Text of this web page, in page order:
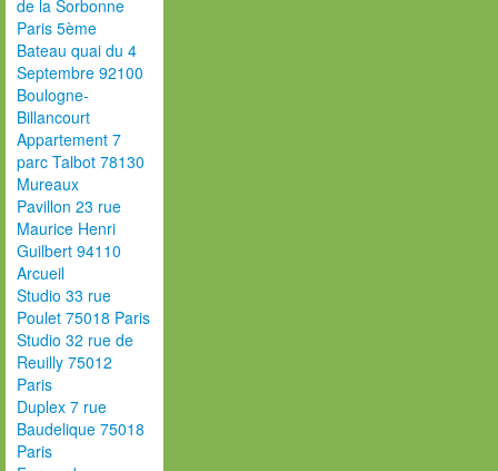
de la Sorbonne
Paris 5ème
Bateau quai du 4
Septembre 92100
Boulogne-
Billancourt
Appartement 7
parc Talbot 78130
Mureaux
Pavillon 23 rue
Maurice Henri
Guilbert 94110
Arcueil
Studio 33 rue
Poulet 75018 Paris
Studio 32 rue de
Reuilly 75012
Paris
Duplex 7 rue
Baudelique 75018
Paris